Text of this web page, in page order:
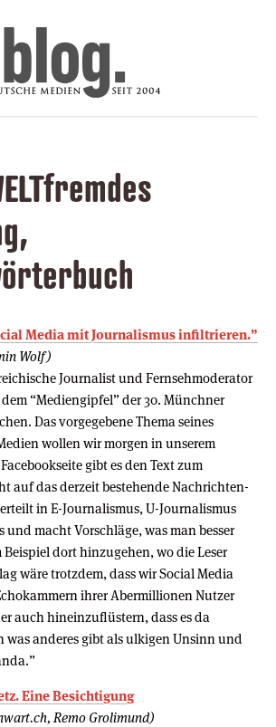
Media mit Journalismus infiltrieren.”
Wolf)
Journalist und Fernsehmoderator
“Mediengipfel” der 30. Münchner
Das vorgegebene Thema seines
wollen wir morgen in unserem
gibt es den Text zum
auf das derzeit bestehende Nachrichten-
in E-Journalismus, U-Journalismus
und macht Vorschläge, was man besser
dort hinzugehen, wo die Leser
wäre trotzdem, dass wir Social Media
ihrer Abermillionen Nutzer
auch hineinzuflüstern, dass es da
anderes gibt als ulkigen Unsinn und
Eine Besichtigung
Remo Grolimund)